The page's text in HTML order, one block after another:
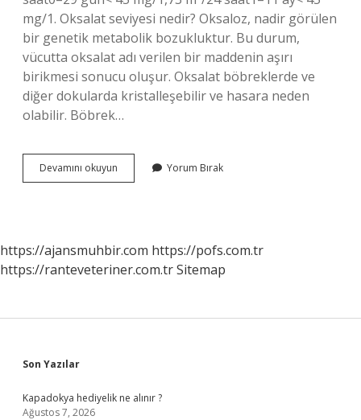
mg/1. Oksalat seviyesi nedir? Oksaloz, nadir görülen
bir genetik metabolik bozukluktur. Bu durum,
vücutta oksalat adı verilen bir maddenin aşırı
birikmesi sonucu oluşur. Oksalat böbreklerde ve
diğer dokularda kristalleşebilir ve hasara neden
olabilir. Böbrek…
Devamını okuyun
Oksalat
Yorum Bırak
https://ajansmuhbir.com https://pofs.com.tr
https://ranteveteriner.com.trSitemap
Sidebar
Son Yazılar
Kapadokya hediyelik ne alınır ?
Ağustos 7, 2026